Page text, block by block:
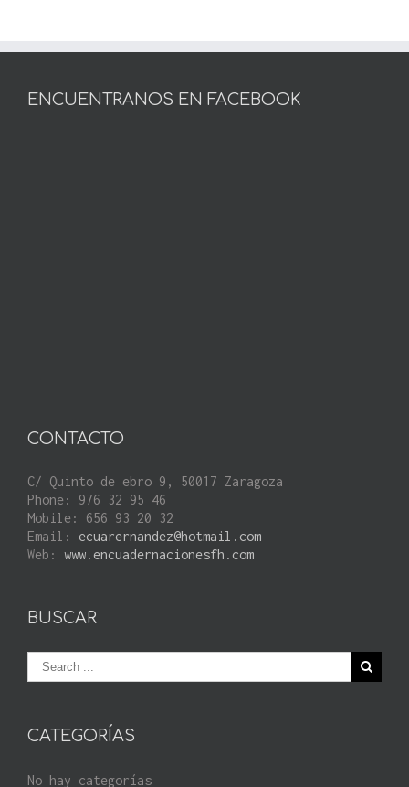
ENCUENTRANOS EN FACEBOOK
CONTACTO
C/ Quinto de ebro 9, 50017 Zaragoza
Phone: 976 32 95 46
Mobile: 656 93 20 32
Email: ecuarernandez@hotmail.com
Web: www.encuadernacionesfh.com
BUSCAR
CATEGORÍAS
No hay categorías